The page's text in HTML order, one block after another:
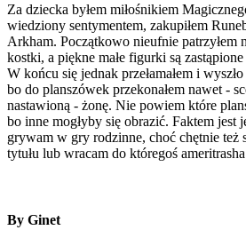
Za dziecka byłem miłośnikiem
wiedziony sentymentem, zakupiłem
Arkham. Początkowo nieufnie patrzyłem
kostki, a piękne małe figurki są
W końcu się jednak przełamałem i
bo do planszówek przekonałem nawet -
nastawioną - żonę. Nie powiem które
bo inne mogłyby się obrazić. Faktem jest
grywam w gry rodzinne, choć chętnie też
tytułu lub wracam do któregoś
By Ginet